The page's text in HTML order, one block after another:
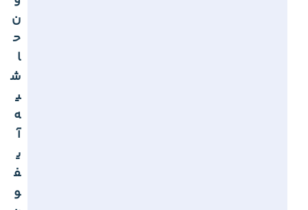
ن
ح
ا
ش
ی
ه
آ
ی
ف
و